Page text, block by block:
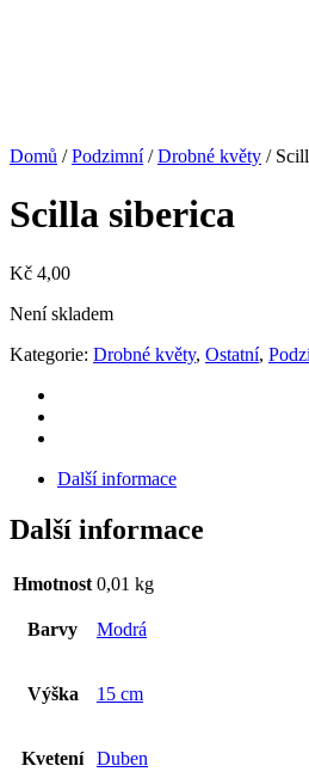
Domů /Podzimní/Drobné květy /
Scilla siberica
Kč 4,00
Není skladem
Kategorie: Drobné květy, Ostatní,
Další informace
Další informace
Hmotnost 0,01 kg
Barvy Modrá
Výška 15 cm
Kvetení Duben